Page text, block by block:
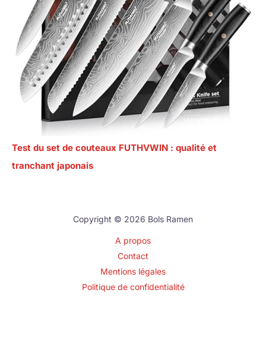
Test du set de couteaux FUTHVWIN : qualité et
tranchant japonais
Copyright © 2026 Bols Ramen
A propos
Contact
Mentions légales
Politique de confidentialité